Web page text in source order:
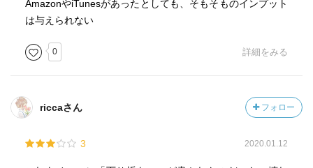
東大生の文化資本の２極文化の問題。東大生になるには裕
福な家庭でないと無理という客観的事実。如何なの優秀な
ほどの差があるということだ。結局「努力したら負け」と
文化格差をどう是正するのか？を考察する。
1990年代以降、これまでの日本の強固な地縁・血縁型の
社会、企業における社員旅行、社員慰安会、年功序列、企
AmazonやiTunesがあったとしても、そもそものインプット
は与えられない
0 詳細をみる
riccaさん フォロー
3 2020.01.12